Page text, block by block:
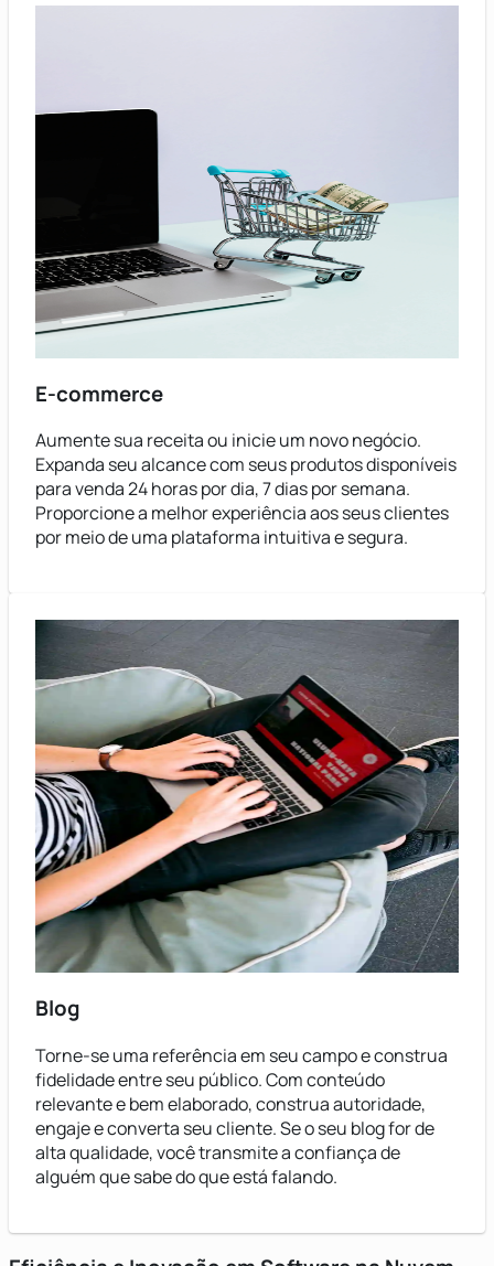
E-commerce
Aumente sua receita ou inicie um novo negócio.
Expanda seu alcance com seus produtos disponíveis
para venda 24 horas por dia, 7 dias por semana.
Proporcione a melhor experiência aos seus clientes
por meio de uma plataforma intuitiva e segura.
Blog
Torne-se uma referência em seu campo e construa
fidelidade entre seu público. Com conteúdo
relevante e bem elaborado, construa autoridade,
engaje e converta seu cliente. Se o seu blog for de
alta qualidade, você transmite a confiança de
alguém que sabe do que está falando.